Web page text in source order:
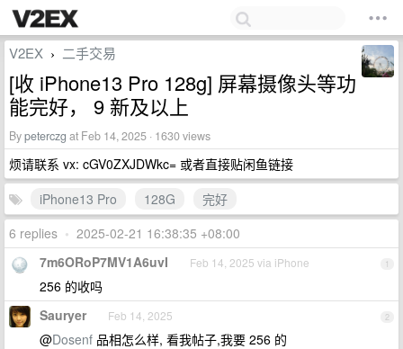
V2EX › 二手交易
[收 iPhone13 Pro 128g] 屏幕摄像头等功
能完好， 9 新及以上
Bypeterczg at Feb 14, 2025 · 1630 views
烦请联系 vx: cGV0ZXJDWkc= 或者直接贴闲鱼链接
iPhone13 Pro
128G
完好
6 replies • 2025-02-21 16:38:35 +08:00
1
7m6ORoP7MV1A6uvI Feb 14, 2025 via iPhone
256 的收吗
2
Sauryer Feb 14, 2025
@Dosenf 品相怎么样, 看我帖子,我要 256 的